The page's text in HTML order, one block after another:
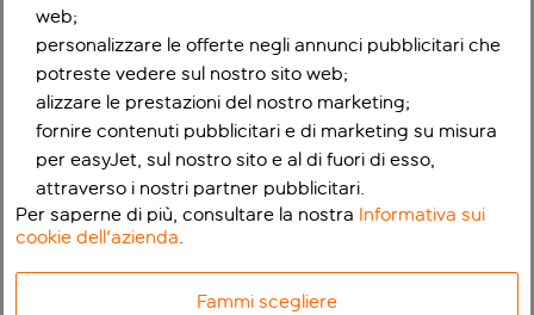
web;
personalizzare le offerte negli annunci pubblicitari che
potreste vedere sul nostro sito web;
alizzare le prestazioni del nostro marketing;
fornire contenuti pubblicitari e di marketing su misura
per easyJet, sul nostro sito e al di fuori di esso,
attraverso i nostri partner pubblicitari.
Per saperne di più, consultare la nostra Informativa sui
cookie dell'azienda.
Fammi scegliere